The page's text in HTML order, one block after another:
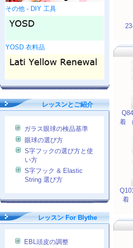
その他 - DIY 工具
YOSD 衣料品
レッスンとご紹介
ガラス眼球の検品基準
眼球の選び方
S字フックの選び方と使
い方
S字フック & Elastic
String 選び方
レッスン For Blythe
EBL頭皮の調整
着
着